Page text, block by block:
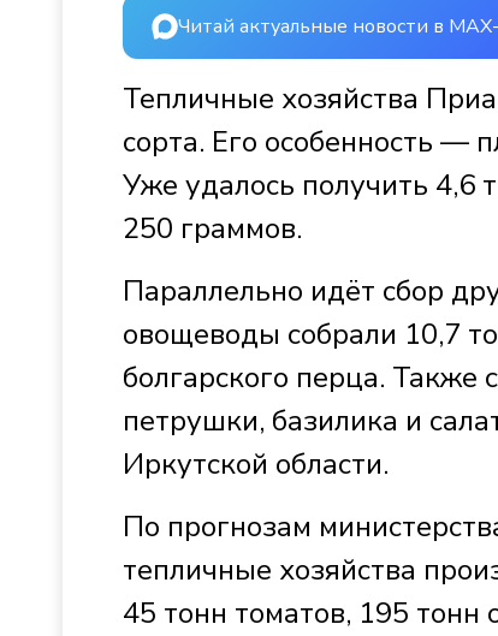
Читай актуальные новости в
Тепличные хозяйства
сорта. Его особенность —
Уже удалось получить 4,6
250 граммов.
Параллельно идёт сбор
овощеводы собрали 10,7
болгарского перца.
петрушки, базилика и
Иркутской области.
По прогнозам
тепличные хозяйства
45 тонн томатов, 195